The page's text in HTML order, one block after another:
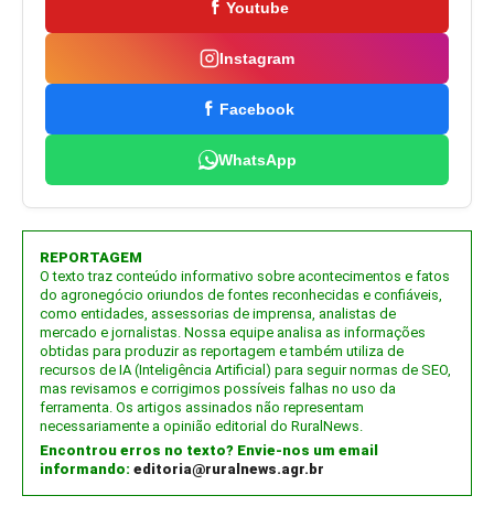
Youtube
Instagram
Facebook
WhatsApp
REPORTAGEM
O texto traz conteúdo informativo sobre acontecimentos e fatos
do agronegócio oriundos de fontes reconhecidas e confiáveis,
como entidades, assessorias de imprensa, analistas de
mercado e jornalistas. Nossa equipe analisa as informações
obtidas para produzir as reportagem e também utiliza de
recursos de IA (Inteligência Artificial) para seguir normas de SEO,
mas revisamos e corrigimos possíveis falhas no uso da
ferramenta. Os artigos assinados não representam
necessariamente a opinião editorial do RuralNews.
Encontrou erros no texto? Envie-nos um email
informando: editoria@ruralnews.agr.br